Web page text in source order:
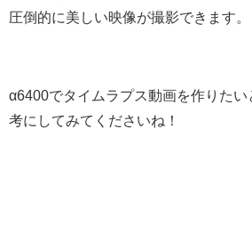
圧倒的に美しい映像が撮影できます。
α6400でタイムラプス動画を作りたい
考にしてみてくださいね！